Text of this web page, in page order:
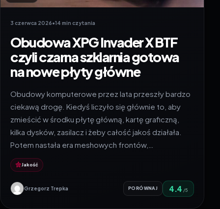
3 czerwca 2026•14 min czytania
Obudowa XPG Invader X BTF
czyli czarna szklarnia gotowa
na nowe płyty główne
Obudowy komputerowe przez lata przeszły bardzo
ciekawą drogę. Kiedyś liczyło się głównie to, aby
zmieścić w środku płytę główną, kartę graficzną,
kilka dysków, zasilacz i żeby całość jakoś działała.
Potem nastała era meshowych frontów,…
Jakość
Grzegorz Trepka PORÓWNAJ 4.4 /5